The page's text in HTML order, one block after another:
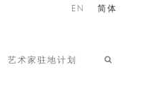
艺术家驻地计划
EN 简体